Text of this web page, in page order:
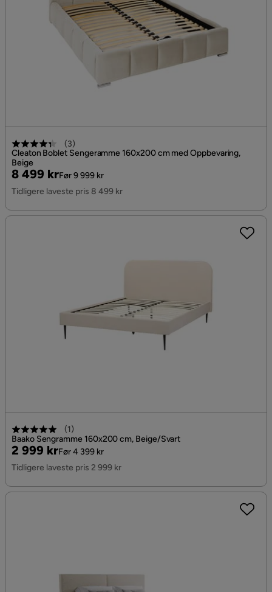
(3)
Cleaton Boblet Sengeramme 160x200 cm med Oppbevaring,
Beige
Pris
8 499 kr
Original
Pris
Før 9 999 kr
Tidligere laveste pris 8 499 kr
(1)
Baako Sengramme 160x200 cm, Beige/Svart
Pris
2 999 kr
Original
Pris
Før 4 399 kr
Tidligere laveste pris 2 999 kr